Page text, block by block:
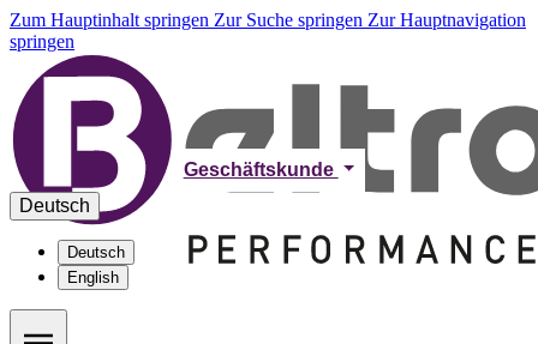
Zum Hauptinhalt springen Zur Suche springen Zur Hauptnavigation
springen
Geschäftskunde
Deutsch
Deutsch
English